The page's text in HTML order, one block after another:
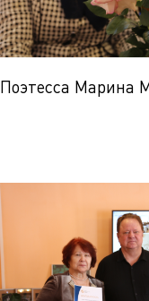
Поэтесса Марина